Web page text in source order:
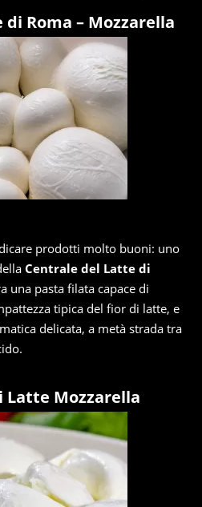
Roma – Mozzarella
prodotti molto buoni: uno
Centrale del Latte di
una pasta filata capace di
tipica del fior di latte, e
delicata, a metà strada tra
Latte Mozzarella